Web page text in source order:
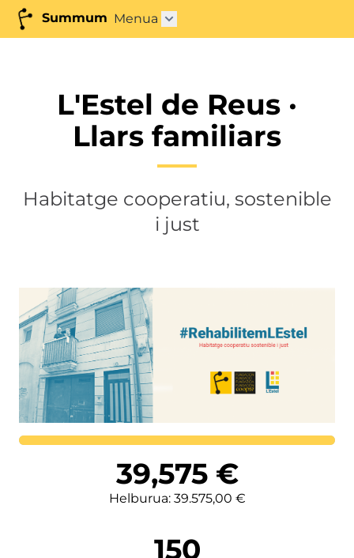
Summum Menua Azpimenua ireki"
L'Estel de Reus ·
Llars familiars
Habitatge cooperatiu, sostenible
i just
Lortutakoa
39,575€
Helburua: 39.575,00 €
150